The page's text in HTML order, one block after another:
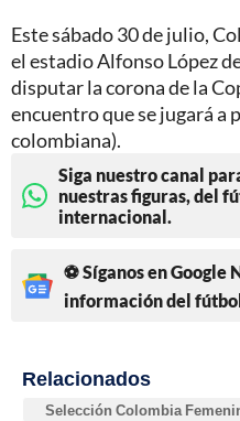
Este sábado 30 de julio,
el estadio Alfonso López
disputar la corona de la
encuentro que se jugará a
colombiana).
Siga nuestro canal
nuestras figuras, del
internacional.
⚽ Síganos en Google
información del
Relacionados
Selección Colombia